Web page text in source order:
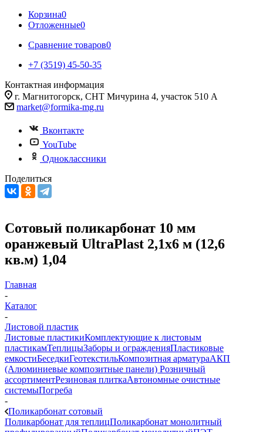
Корзина0
Отложенные0
Сравнение товаров0
+7 (3519) 45-50-35
Контактная информация
г. Магнитогорск, СНТ Мичурина 4, участок 510 А
market@formika-mg.ru
Вконтакте
YouTube
Одноклассники
Поделиться
Сотовый поликарбонат 10 мм
оранжевый UltraPlast 2,1х6 м (12,6
кв.м) 1,04
Главная
-
Каталог
-
Листовой пластик
Листовые пластикиКомплектующие к листовым
пластикамТеплицыЗаборы и огражденияПластиковые
емкостиБеседкиГеотекстильКомпозитная арматураАКП
(Алюминиевые композитные панели) Розничный
ассортиментРезиновая плиткаАвтономные очистные
системыПогреба
-
Поликарбонат сотовый
Поликарбонат для теплицПоликарбонат монолитный